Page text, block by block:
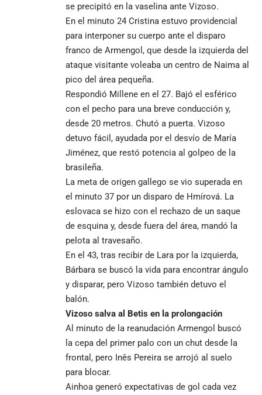
se precipitó en la vaselina ante Vizoso.
En el minuto 24 Cristina estuvo providencial
para interponer su cuerpo ante el disparo
franco de Armengol, que desde la izquierda del
ataque visitante voleaba un centro de Naima al
pico del área pequeña.
Respondió Millene en el 27. Bajó el esférico
con el pecho para una breve conducción y,
desde 20 metros. Chutó a puerta. Vizoso
detuvo fácil, ayudada por el desvío de María
Jiménez, que restó potencia al golpeo de la
brasileña.
La meta de origen gallego se vio superada en
el minuto 37 por un disparo de Hmírová. La
eslovaca se hizo con el rechazo de un saque
de esquina y, desde fuera del área, mandó la
pelota al travesaño.
En el 43, tras recibir de Lara por la izquierda,
Bárbara se buscó la vida para encontrar ángulo
y disparar, pero Vizoso también detuvo el
balón.
Vizoso salva al Betis en la prolongación
Al minuto de la reanudación Armengol buscó
la cepa del primer palo con un chut desde la
frontal, pero Inês Pereira se arrojó al suelo
para blocar.
Ainhoa generó expectativas de gol cada vez